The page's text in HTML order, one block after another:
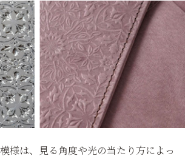
様は、見る角度や光の当たり方によっ